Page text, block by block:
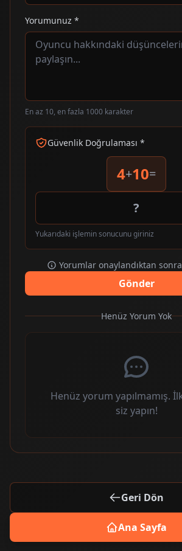
Yorumunuz *
En az 10, en fazla 1000 karakter
Güvenlik Doğrulaması *
4+10=
Yukarıdaki işlemin sonucunu giriniz
Yorumlar onaylandıktan sonra
Gönder
Henüz Yorum Yok
Henüz yorum yapılmamış.
siz yapın!
Geri Dön
Ana Sayfa